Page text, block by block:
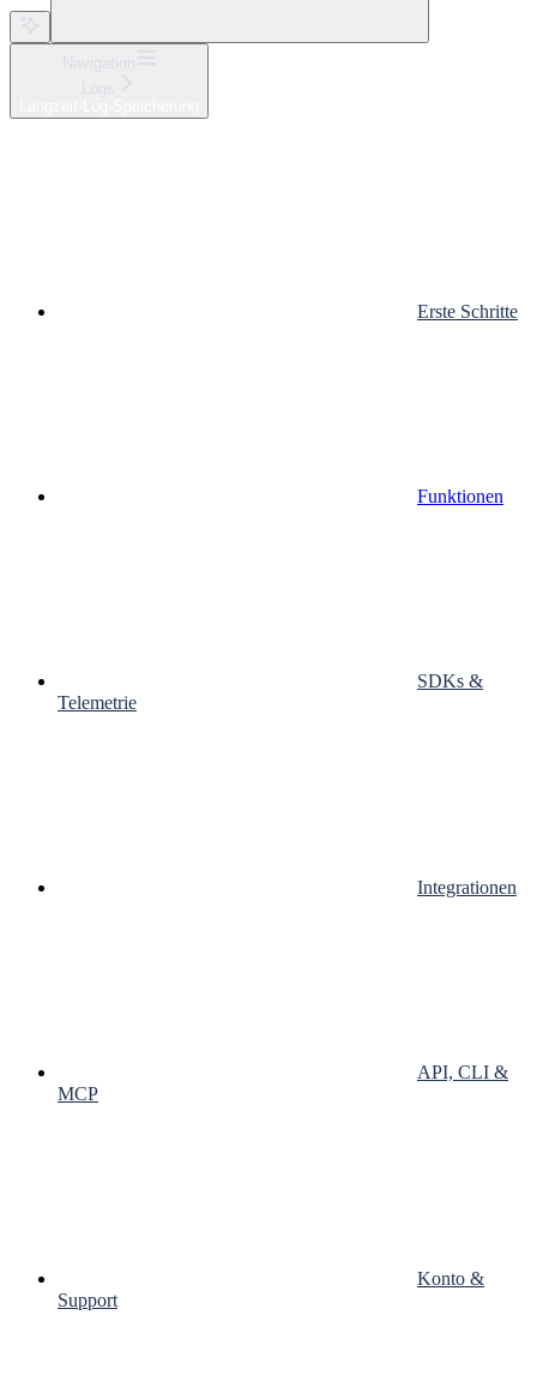
Erste Schritte
Funktionen
SDKs &
Telemetrie
Integrationen
API, CLI &
MCP
Konto &
Support